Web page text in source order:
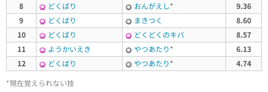
8
どくばり おんがえし*
9.36
9
どくばり まきつく
8.60
10
どくばり どくどくのキバ
8.57
11
ようかいえき やつあたり*
6.13
12
どくばり やつあたり*
4.74
*現在覚えられない技